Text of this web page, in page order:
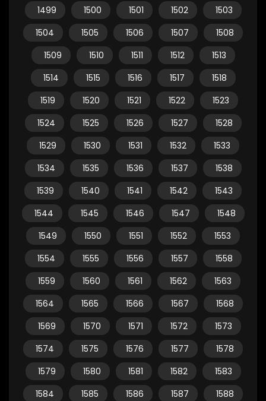
1499
1500 1501 1502
1503
1504
1505 1506 1507
1508
1509
1510 1511 1512
1513
1514
1515 1516 1517
1518
1519
1520 1521 1522
1523
1524
1525 1526 1527
1528
1529
1530 1531 1532
1533
1534
1535 1536 1537
1538
1539
1540 1541 1542
1543
1544
1545 1546 1547
1548
1549
1550 1551 1552
1553
1554
1555 1556 1557
1558
1559
1560 1561 1562
1563
1564
1565 1566 1567
1568
1569
1570 1571 1572
1573
1574
1575 1576 1577
1578
1579
1580 1581 1582
1583
1584
1585 1586 1587
1588